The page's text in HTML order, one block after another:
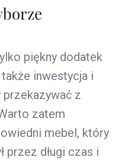
piękny dodatek
inwestycja i
z
zatem
mebel, który
przez długi czas i